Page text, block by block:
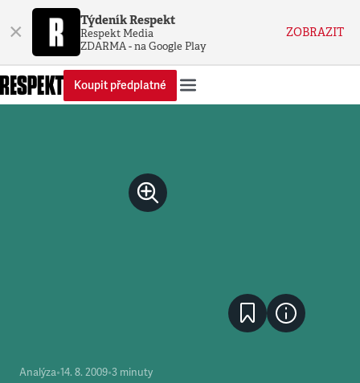
× Týdeník Respekt
Respekt Media
ZDARMA - na Google Play
ZOBRAZIT
Koupit předplatné
Analýza•14. 8. 2009•3 minuty